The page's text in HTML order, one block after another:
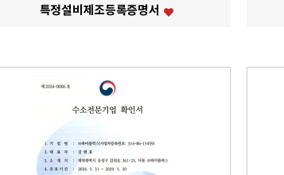
특정설비제조등록증명서